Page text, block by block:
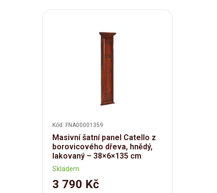
Kód: FNA00001359
Masivní šatní panel Catello z
borovicového dřeva, hnědý,
lakovaný – 38×6×135 cm
Skladem
3 790 Kč